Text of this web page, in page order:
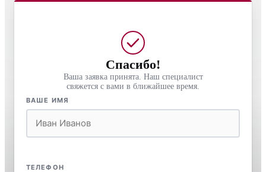
Спасибо!
Ваша заявка принята. Наш специалист
свяжется с вами в ближайшее время.
ВАШЕ ИМЯ
ТЕЛЕФОН